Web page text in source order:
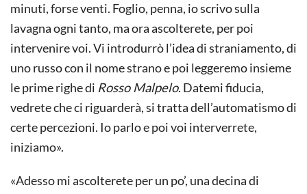
minuti, forse venti. Foglio, penna, io scrivo sulla
lavagna ogni tanto, ma ora ascolterete, per poi
intervenire voi. Vi introdurrò l’idea di straniamento, di
uno russo con il nome strano e poi leggeremo insieme
le prime righe di Rosso Malpelo. Datemi fiducia,
vedrete che ci riguarderà, si tratta dell’automatismo di
certe percezioni. Io parlo e poi voi interverrete,
iniziamo».
«Adesso mi ascolterete per un po’, una decina di